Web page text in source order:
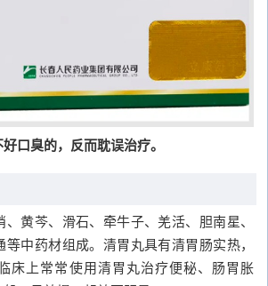
口臭的，反而耽误治疗。
黄芩、滑石、牵牛子、羌活、胆南星、
中药材组成。清胃丸具有清胃肠实热，
床上常常使用清胃丸治疗便秘、肠胃胀